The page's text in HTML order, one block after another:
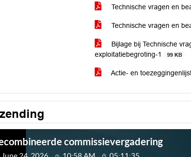
Technische vragen en
Technische vragen en
Bijlage bij Technische
exploitatiebegroting-1
99 KB
Actie- en